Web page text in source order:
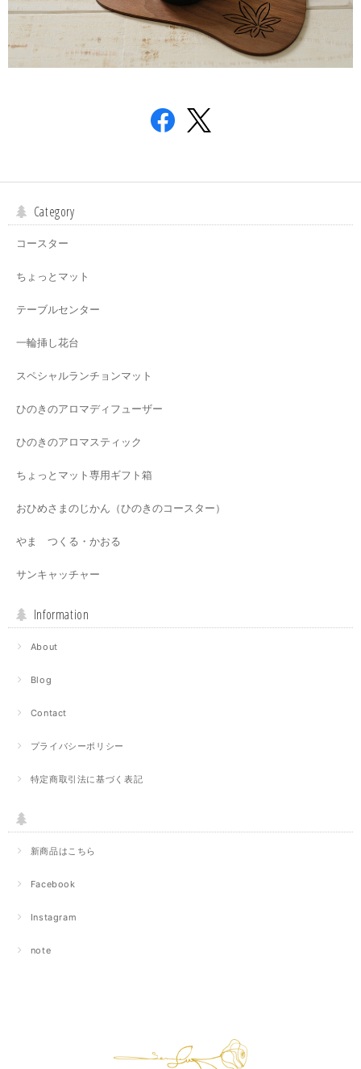
Category
コースター
ちょっとマット
テーブルセンター
一輪挿し花台
スペシャルランチョンマット
ひのきのアロマディフューザー
ひのきのアロマスティック
ちょっとマット専用ギフト箱
おひめさまのじかん（ひのきのコースター）
やま つくる・かおる
サンキャッチャー
Information
About
Blog
Contact
プライバシーポリシー
特定商取引法に基づく表記
新商品はこちら
Facebook
Instagram
note